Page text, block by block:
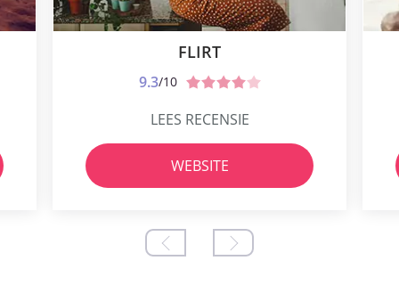
FLIRT
9.3/10
LEES RECENSIE
WEBSITE